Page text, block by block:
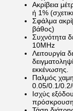
Ακρίβεια
ή 1%
Σφάλμα
βάθος)
Συχνότητα
10MHz
Λειτουργία
εκκένωσης.
Παλμός
0.05/0.1/
Ισχύς